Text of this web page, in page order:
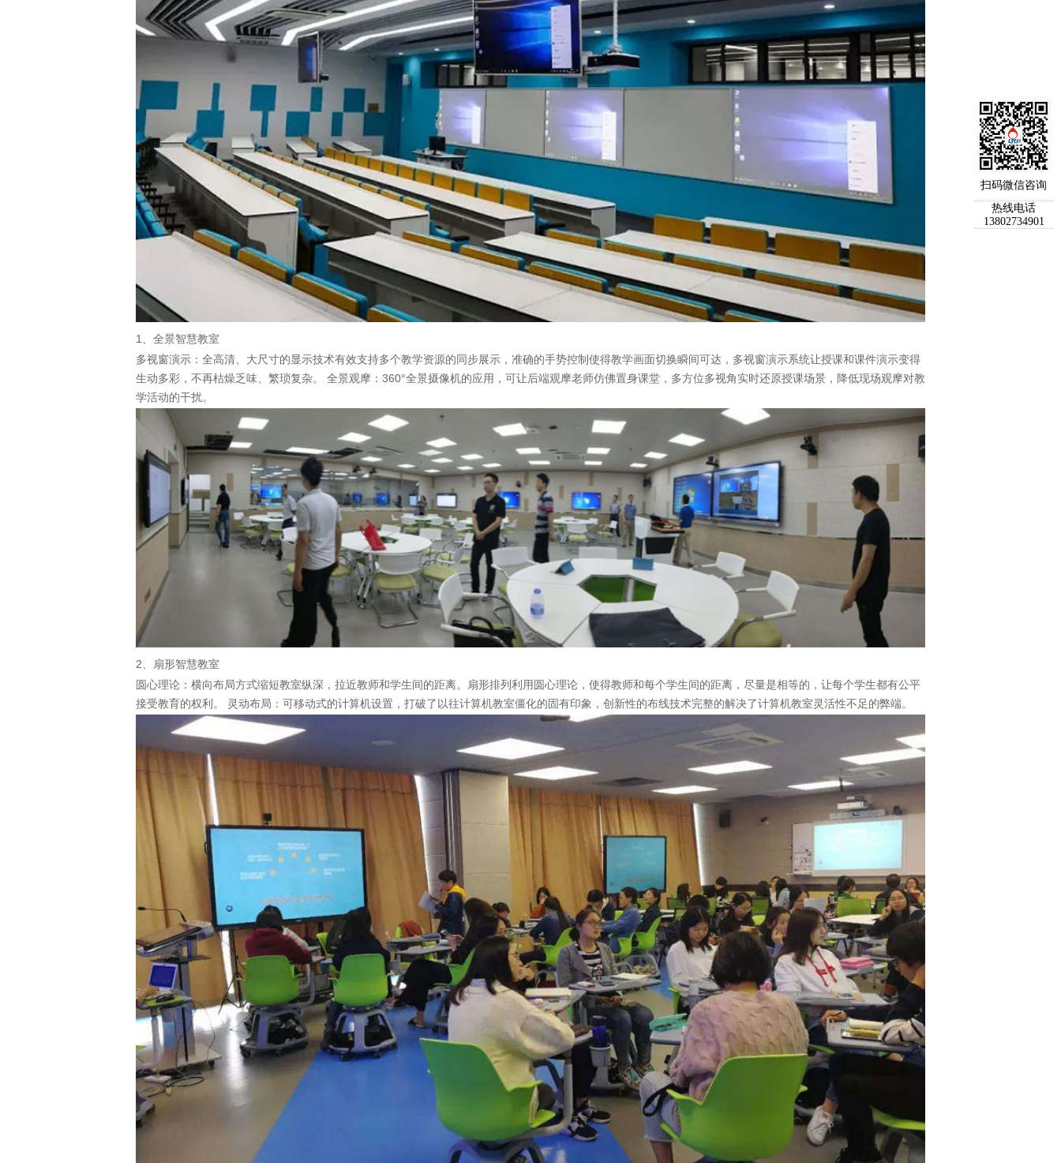
1、全景智慧教室
多视窗演示：全高清、大尺寸的显示技术有效支持多个教学资源的同步展示，准确的手势控制使得教学画面切换瞬间可达，多视窗演示系统让授课和课件演示变得
生动多彩，不再枯燥乏味、繁琐复杂。 全景观摩：360°全景摄像机的应用，可让后端观摩老师仿佛置身课堂，多方位多视角实时还原授课场景，降低现场观摩对教
学活动的干扰。
2、扇形智慧教室
圆心理论：横向布局方式缩短教室纵深，拉近教师和学生间的距离。扇形排列利用圆心理论，使得教师和每个学生间的距离，尽量是相等的，让每个学生都有公平
接受教育的权利。 灵动布局：可移动式的计算机设置，打破了以往计算机教室僵化的固有印象，创新性的布线技术完整的解决了计算机教室灵活性不足的弊端。
扫码微信咨询
热线电话
13802734901